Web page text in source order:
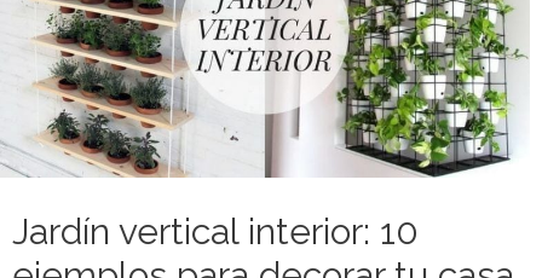
Jardín vertical interior: 10